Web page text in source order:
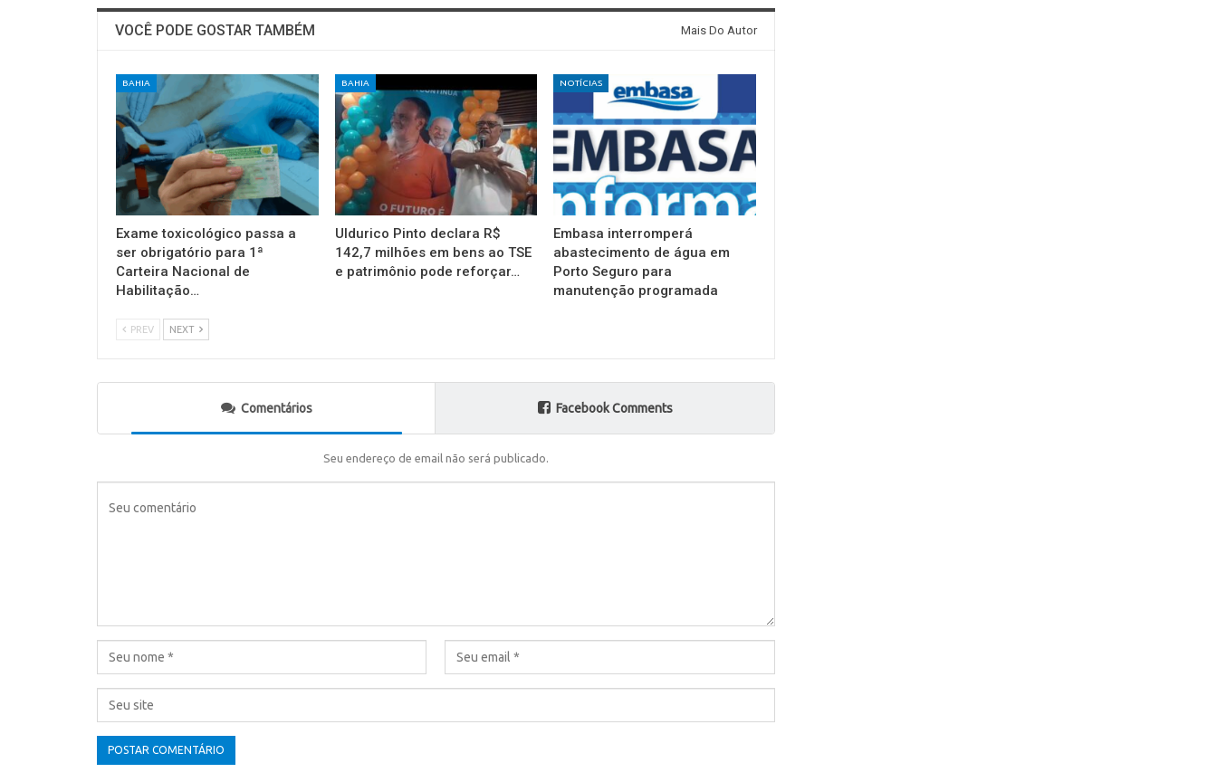
VOCÊ PODE GOSTAR TAMBÉM Mais Do Autor
BAHIA
Exame toxicológico passa a
ser obrigatório para 1ª
Carteira Nacional de
Habilitação…
BAHIA
Uldurico Pinto declara R$
142,7 milhões em bens ao TSE
e patrimônio pode reforçar…
NOTÍCIAS
Embasa interromperá
abastecimento de água em
Porto Seguro para
manutenção programada
PREV NEXT
Comentários Facebook Comments
Seu endereço de email não será publicado.